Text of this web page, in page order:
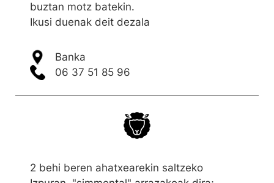
buztan motz batekin.
Ikusi duenak deit dezala
Banka
06 37 51 85 96
2 behi beren ahatxearekin saltzeko